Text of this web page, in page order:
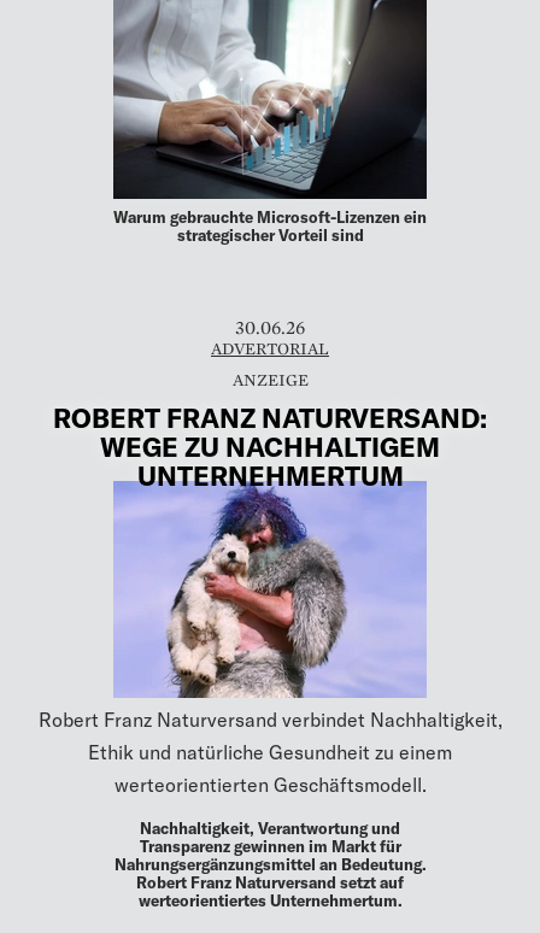
Warum gebrauchte Microsoft-Lizenzen ein
strategischer Vorteil sind
30.06.26
ADVERTORIAL
ROBERT FRANZ NATURVERSAND:
WEGE ZU NACHHALTIGEM
UNTERNEHMERTUM
Robert Franz Naturversand verbindet Nachhaltigkeit,
Ethik und natürliche Gesundheit zu einem
werteorientierten Geschäftsmodell.
Nachhaltigkeit, Verantwortung und
Transparenz gewinnen im Markt für
Nahrungsergänzungsmittel an Bedeutung.
Robert Franz Naturversand setzt auf
werteorientiertes Unternehmertum.